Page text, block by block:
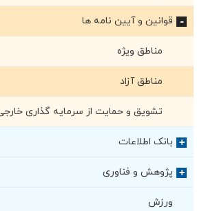
قوانین و آیین نامه ها
مناطق ویژه
مناطق آزاد
تشویق و حمایت از سرمایه گذاری خارجی
+ بانک اطلاعات
+ پژوهش و فناوری
ورزش